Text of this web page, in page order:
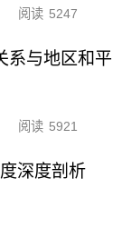
阅读 5247
系与地区和平
阅读 5921
深度剖析